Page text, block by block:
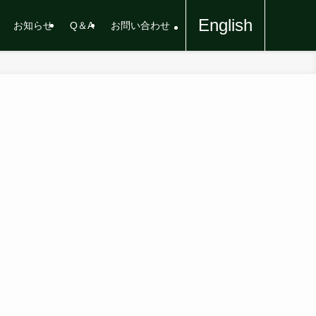
お知らせ Q＆A お問い合わせ English